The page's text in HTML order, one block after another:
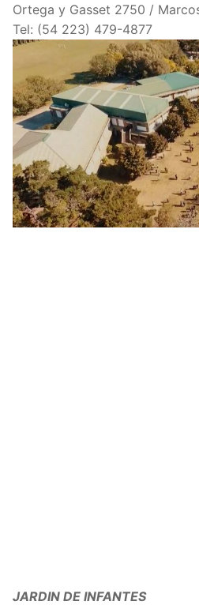
Ortega y Gasset 2750 /
Tel: (54 223) 479-4877
JARDIN DE INFANTES